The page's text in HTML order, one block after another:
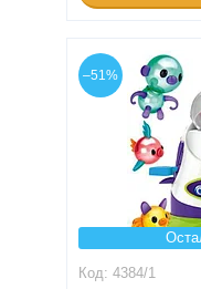
–51%
4384/1